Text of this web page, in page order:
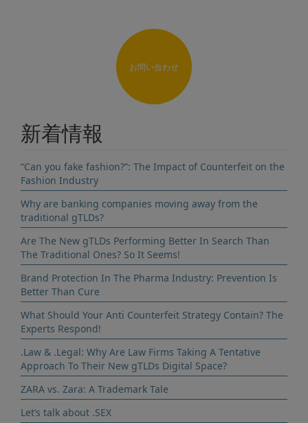
お問い合わせ
新着情報
“Can you fake fashion?”: The Impact of Counterfeit on the
Fashion Industry
Why are banking companies moving away from the
traditional gTLDs?
Are The New gTLDs Performing Better In Search Than
The Traditional Ones? So It Seems!
Brand Protection In The Pharma Industry: Prevention Is
Better Than Cure
What Should Your Anti Counterfeit Strategy Contain? The
Experts Respond!
.Law & .Legal: Why Are Law Firms Taking A Tentative
Approach To Their New gTLDs Digital Space?
ZARA vs. Zara: A Trademark Tale
Let’s talk about .SEX